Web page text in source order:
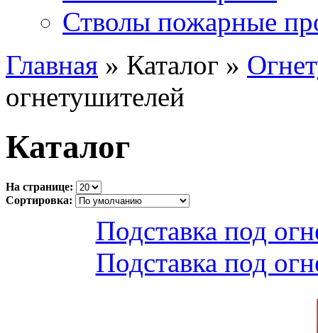
Стволы пожарные
Главная » Каталог »
огнетушителей
Каталог
На странице:
Сортировка:
Подставка под
Подставка под